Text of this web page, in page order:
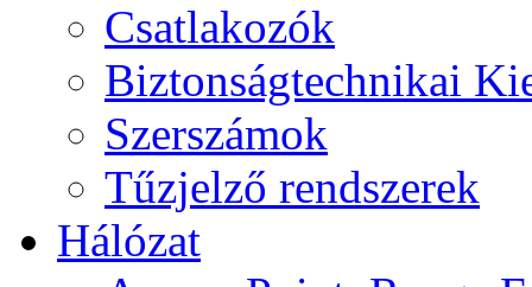
Csatlakozók
Biztonságtechnikai
Szerszámok
Tűzjelző rendszerek
Hálózat